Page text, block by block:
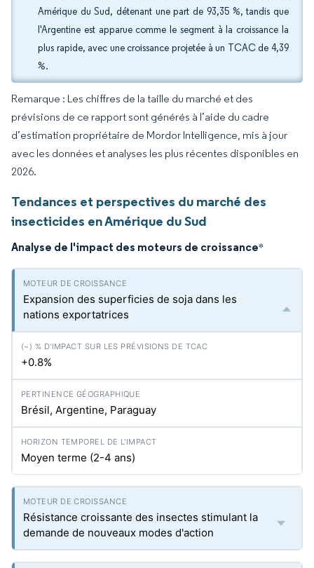
Amérique du Sud, détenant une part de 93,35 %, tandis que
l'Argentine est apparue comme le segment à la croissance la
plus rapide, avec une croissance projetée à un TCAC de 4,39
%.
Remarque : Les chiffres de la taille du marché et des
prévisions de ce rapport sont générés à l’aide du cadre
d’estimation propriétaire de Mordor Intelligence, mis à jour
avec les données et analyses les plus récentes disponibles en
2026.
Tendances et perspectives du marché des
insecticides en Amérique du Sud
Analyse de l'impact des moteurs de croissance*
Expansion des superficies de soja dans les
nations exportatrices
+0.8%
Brésil, Argentine, Paraguay
Moyen terme (2-4 ans)
Résistance croissante des insectes stimulant la
demande de nouveaux modes d'action